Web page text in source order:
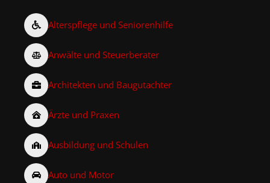
Alterspflege und Seniorenhilfe
Anwälte und Steuerberater
Architekten und Baugutachter
Ärzte und Praxen
Ausbildung und Schulen
Auto und Motor